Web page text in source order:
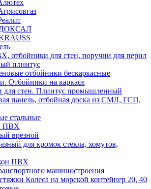
ДОКСАЛ
отбойники для стен, поручни для перил
плинтус
отбойники бескаркасные
Отбойники на каркасе
для стен. Плинтус промышленный
панель, отбойная доска из СМЛ, ГСП,
стальные
ПВХ
врезной
для кромок стекла, хомутов,
ПВХ
машиностроения
Колеса на морской контейнер 20, 40